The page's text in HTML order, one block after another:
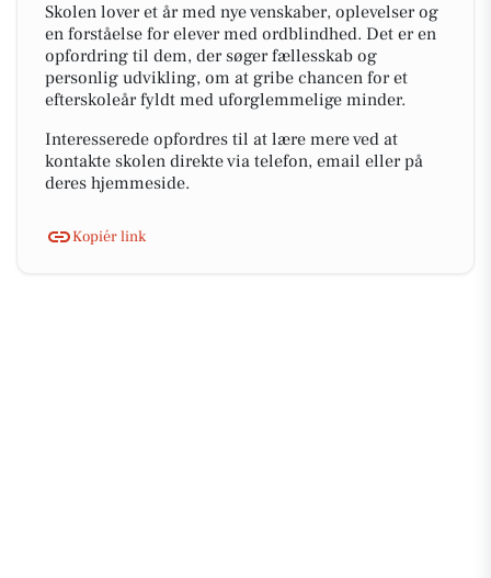
Skolen lover et år med nye venskaber, oplevelser og
en forståelse for elever med ordblindhed. Det er en
opfordring til dem, der søger fællesskab og
personlig udvikling, om at gribe chancen for et
efterskoleår fyldt med uforglemmelige minder.
Interesserede opfordres til at lære mere ved at
kontakte skolen direkte via telefon, email eller på
deres hjemmeside.
Kopiér link